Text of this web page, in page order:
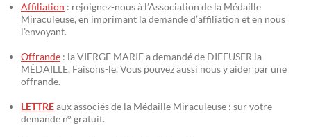
Affiliation : rejoignez-nous à l’Association de la Médaille
Miraculeuse, en imprimant la demande d’affiliation et en nous
l’envoyant.
Offrande : la VIERGE MARIE a demandé de DIFFUSER la
MÉDAILLE. Faisons-le. Vous pouvez aussi nous y aider par une
offrande.
LETTREaux associés de la Médaille Miraculeuse : sur votre
demande n° gratuit.